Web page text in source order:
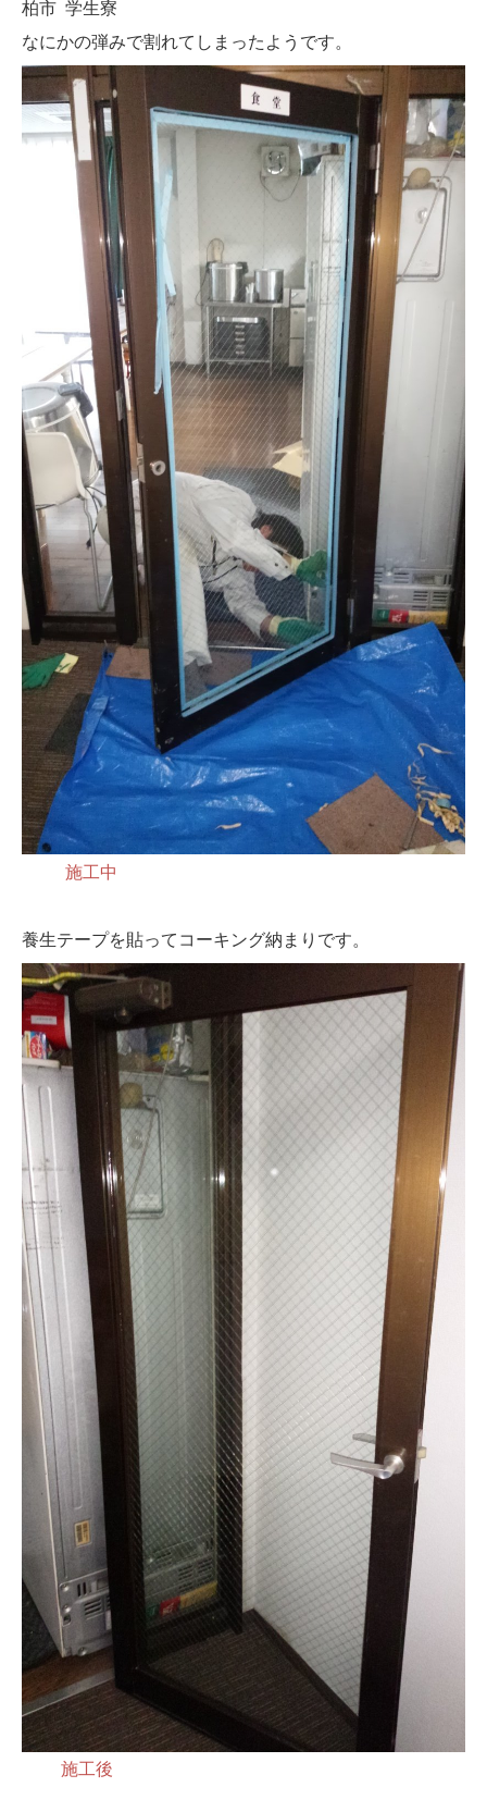
柏市 学生寮
なにかの弾みで割れてしまったようです。
施工中
養生テープを貼ってコーキング納まりです。
施工後